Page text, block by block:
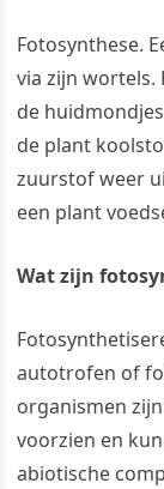
Fotosynthese.
via zijn wortels.
de
de plant
zuurstof weer
een plant
Wat zijn
autotrofen of
organismen
voorzien en
abiotische